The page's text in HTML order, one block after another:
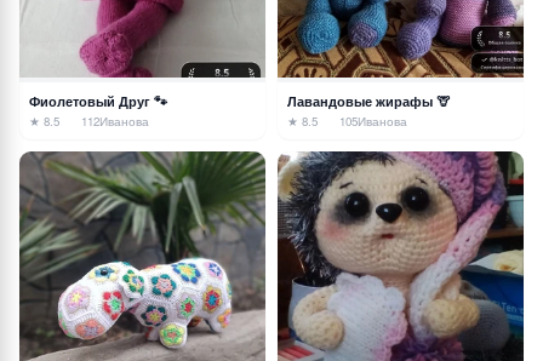
Фиолетовый Друг 🐾
★ 8.5 112Иванова
Лавандовые жирафы 🦒
★ 8.5 105Иванова